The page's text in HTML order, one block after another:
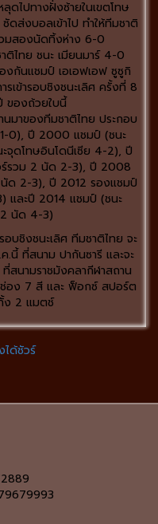
ดไปทางฝั่งซ้ายในเขตโทษ
ดส่งบอลเข้าไป ทำให้ทีมชาติ
มสองนัดทิ้งห่าง 6-0
ติไทย ชนะ เมียนมาร์ 4-0
กันแชมป์ เอเอฟเอฟ ซูซูกิ
เข้ารอบชิงชนะเลิศ ครั้งที่ 8
ของถ้วยใบนี้
มาของทีมชาติไทย ประกอบ
0), ปี 2000 แชมป์ (ชนะ
จุดโทษอินโดนีเซีย 4-2), ปี
รวม 2 นัด 2-3), ปี 2008
ด 2-3), ปี 2012 รองแชมป์
และปี 2014 แชมป์ (ชนะ
2 นัด 4-3)
บชิงชนะเลิศ ทีมชาติไทย จะ
.นี้ ที่สนาม ปากันซารี และจะ
สนามราชมังคลากีฬาสถาน
ช่อง 7 สี และ ฟ็อกซ์ สปอร์ต
ง 2 แมตช์
ได้ชัวร์